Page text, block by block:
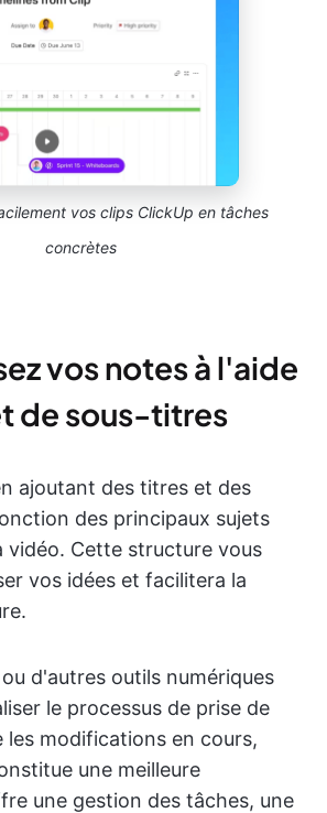
vos clips ClickUp en tâches
concrètes
vos notes à l'aide
de sous-titres
ajoutant des titres et des
des principaux sujets
vidéo. Cette structure vous
vos idées et facilitera la
d'autres outils numériques
le processus de prise de
les modifications en cours,
une meilleure
une gestion des tâches, une